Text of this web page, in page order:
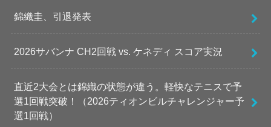
錦織圭、引退発表
2026サバンナ CH2回戦 vs. ケネディ スコア実況
直近2大会とは錦織の状態が違う。軽快なテニスで予
選1回戦突破！（2026ティオンビルチャレンジャー予
選1回戦）